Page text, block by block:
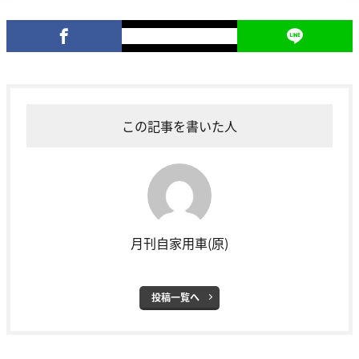
この記事を書いた人
月刊自家用車(原)
投稿一覧へ